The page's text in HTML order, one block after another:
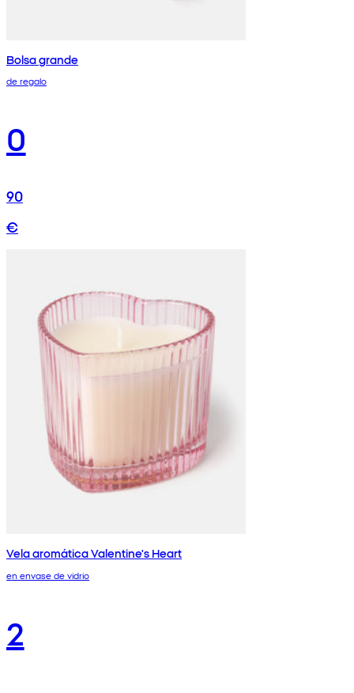
Bolsa grande
de regalo
0
90
€
Vela aromática Valentine's Heart
en envase de vidrio
2